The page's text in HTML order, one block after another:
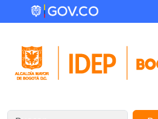
Pasar al contenido principal